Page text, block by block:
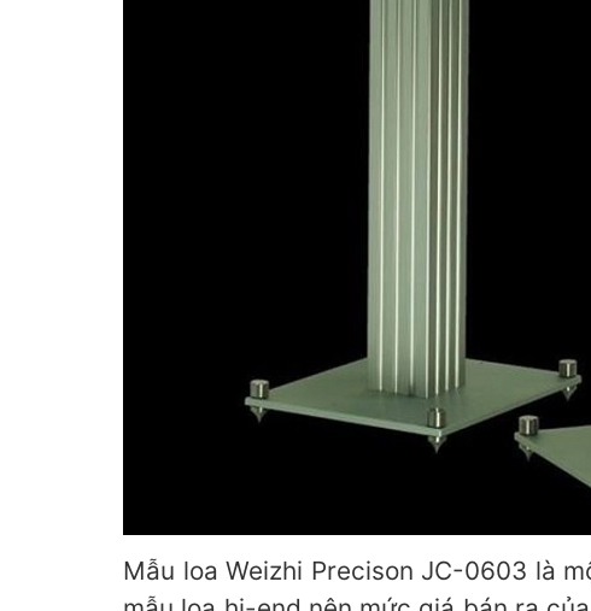
Mẫu loa Weizhi Precison JC-0603 là